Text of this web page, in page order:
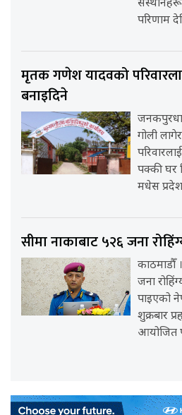
परिणाम
मृतक गणेश यादवको
बनाइदिने
गोली
पक्की घर
मधेस
सीमा नाकाबाट ५२६ जना
काठमाडौँ
जना
पाइएको
शुक्रबार
आयोजित